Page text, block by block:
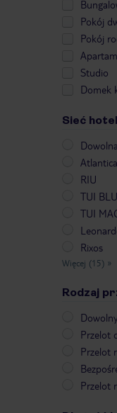
Pokój
Pokój
Studio
Domek
Sieć
Dowolna
Atlantica
RIU
TUI
TUI
Rixos
Więcej (15) »
Rodzaj
Przelot
Przelot
Przelot